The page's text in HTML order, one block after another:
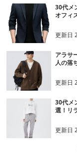
30代メ
オフィ
更新日
アラサ
人の落
更新日
30代メ
選！リ
更新日